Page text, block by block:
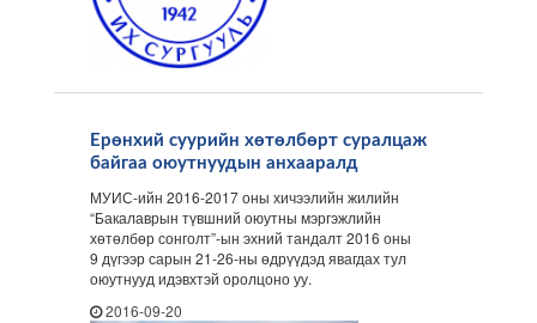
Ерөнхий суурийн хөтөлбөрт суралцаж
байгаа оюутнуудын анхааралд
МУИС-ийн 2016-2017 оны хичээлийн жилийн
“Бакалаврын түвшний оюутны мэргэжлийн
хөтөлбөр сонголт”-ын эхний тандалт 2016 оны
9 дүгээр сарын 21-26-ны өдрүүдэд явагдах тул
оюутнууд идэвхтэй оролцоно уу.
2016-09-20